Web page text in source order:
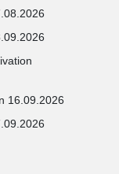
16.09.2026